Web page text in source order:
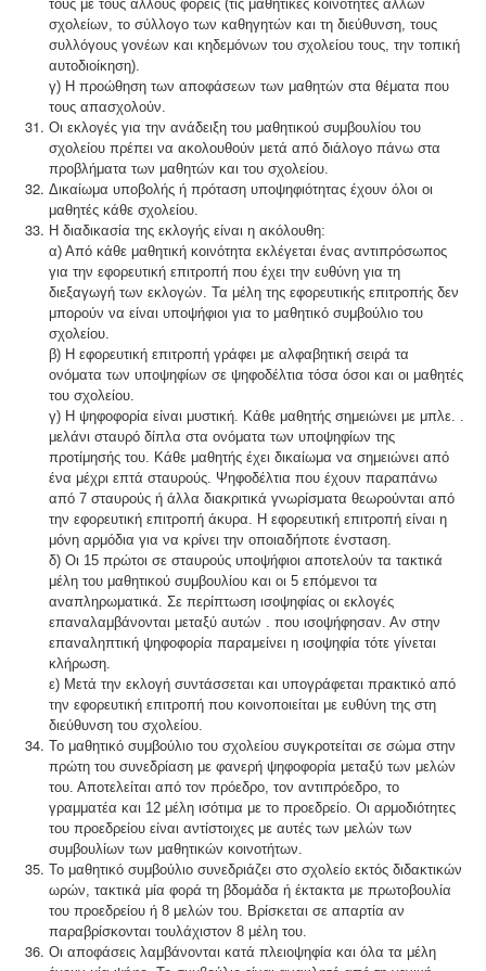
τους με τους άλλους φορείς (τις μαθητικές κοινότητες άλλων
σχολείων, το σύλλογο των καθηγητών και τη διεύθυνση, τους
συλλόγους γονέων και κηδεμόνων του σχολείου τους, την τοπική
αυτοδιοίκηση).
γ) Η προώθηση των αποφάσεων των μαθητών στα θέματα που
τους απασχολούν.
Οι εκλογές για την ανάδειξη του μαθητικού συμβουλίου του
σχολείου πρέπει να ακολουθούν μετά από διάλογο πάνω στα
προβλήματα των μαθητών και του σχολείου.
Δικαίωμα υποβολής ή πρόταση υποψηφιότητας έχουν όλοι οι
μαθητές κάθε σχολείου.
Η διαδικασία της εκλογής είναι η ακόλουθη:
α) Από κάθε μαθητική κοινότητα εκλέγεται ένας αντιπρόσωπος
για την εφορευτική επιτροπή που έχει την ευθύνη για τη
διεξαγωγή των εκλογών. Τα μέλη της εφορευτικής επιτροπής δεν
μπορούν να είναι υποψήφιοι για το μαθητικό συμβούλιο του
σχολείου.
β) Η εφορευτική επιτροπή γράφει με αλφαβητική σειρά τα
ονόματα των υποψηφίων σε ψηφοδέλτια τόσα όσοι και οι μαθητές
του σχολείου.
γ) Η ψηφοφορία είναι μυστική. Κάθε μαθητής σημειώνει με μπλε. .
μελάνι σταυρό δίπλα στα ονόματα των υποψηφίων της
προτίμησής του. Κάθε μαθητής έχει δικαίωμα να σημειώνει από
ένα μέχρι επτά σταυρούς. Ψηφοδέλτια που έχουν παραπάνω
από 7 σταυρούς ή άλλα διακριτικά γνωρίσματα θεωρούνται από
την εφορευτική επιτροπή άκυρα. Η εφορευτική επιτροπή είναι η
μόνη αρμόδια για να κρίνει την οποιαδήποτε ένσταση.
δ) Οι 15 πρώτοι σε σταυρούς υποψήφιοι αποτελούν τα τακτικά
μέλη του μαθητικού συμβουλίου και οι 5 επόμενοι τα
αναπληρωματικά. Σε περίπτωση ισοψηφίας οι εκλογές
επαναλαμβάνονται μεταξύ αυτών . που ισοψήφησαν. Αν στην
επαναληπτική ψηφοφορία παραμείνει η ισοψηφία τότε γίνεται
κλήρωση.
ε) Μετά την εκλογή συντάσσεται και υπογράφεται πρακτικό από
την εφορευτική επιτροπή που κοινοποιείται με ευθύνη της στη
διεύθυνση του σχολείου.
Το μαθητικό συμβούλιο του σχολείου συγκροτείται σε σώμα στην
πρώτη του συνεδρίαση με φανερή ψηφοφορία μεταξύ των μελών
του. Αποτελείται από τον πρόεδρο, τον αντιπρόεδρο, το
γραμματέα και 12 μέλη ισότιμα με το προεδρείο. Οι αρμοδιότητες
του προεδρείου είναι αντίστοιχες με αυτές των μελών των
συμβουλίων των μαθητικών κοινοτήτων.
Το μαθητικό συμβούλιο συνεδριάζει στο σχολείο εκτός διδακτικών
ωρών, τακτικά μία φορά τη βδομάδα ή έκτακτα με πρωτοβουλία
του προεδρείου ή 8 μελών του. Βρίσκεται σε απαρτία αν
παραβρίσκονται τουλάχιστον 8 μέλη του.
Οι αποφάσεις λαμβάνονται κατά πλειοψηφία και όλα τα μέλη